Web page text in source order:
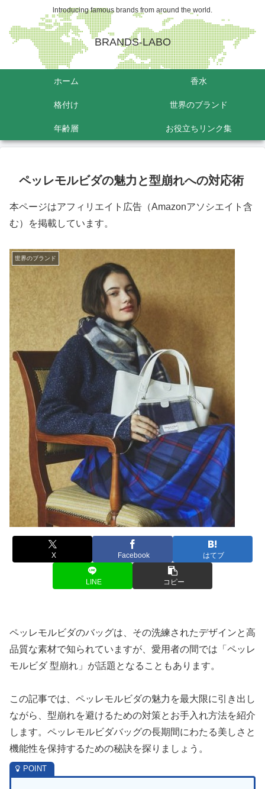
lntroducing famous brands from around the world.
BRANDS-LABO
ホーム 香水
格付け 世界のブランド
年齢層 お役立ちリンク集
ペッレモルビダの魅力と型崩れへの対応術
本ページはアフィリエイト広告（Amazonアソシエイト含
む）を掲載しています。
世界のブランド
X Facebook はてブ
LINE コピー
ペッレモルビダのバッグは、その洗練されたデザインと高
品質な素材で知られていますが、愛用者の間では「ペッレ
モルビダ 型崩れ」が話題となることもあります。
この記事では、ペッレモルビダの魅力を最大限に引き出し
ながら、型崩れを避けるための対策とお手入れ方法を紹介
します。ペッレモルビダバッグの長期間にわたる美しさと
機能性を保持するための秘訣を探りましょう。